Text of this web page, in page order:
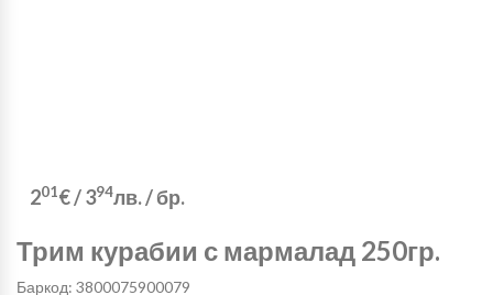
201€/394лв./ бр.
Трим курабии с мармалад 250гр.
Баркод: 3800075900079